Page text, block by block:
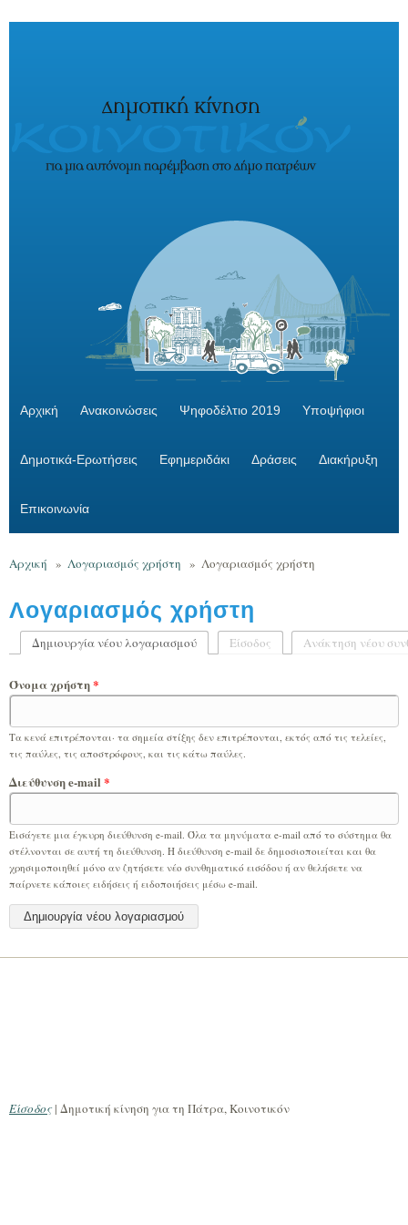
Αρχική Ανακοινώσεις Ψηφοδέλτιο 2019 Υποψήφιοι
Δημοτικά-Ερωτήσεις Εφημεριδάκι Δράσεις Διακήρυξη
Επικοινωνία
Αρχική » Λογαριασμός χρήστη » Λογαριασμός χρήστη
Λογαριασμός χρήστη
Δημιουργία νέου λογαριασμού (ενεργή καρτέλα)
Είσοδος Ανάκτηση νέου
Όνομα χρήστη*
Τα κενά επιτρέπονται· τα σημεία στίξης δεν επιτρέπονται, εκτός από τις τελείες,
τις παύλες, τις αποστρόφους, και τις κάτω παύλες.
Διεύθυνση e-mail *
Εισάγετε μια έγκυρη διεύθυνση e-mail. Όλα τα μηνύματα e-mail από το σύστημα θα
στέλνονται σε αυτή τη διεύθυνση. Η διεύθυνση e-mail δε δημοσιοποιείται και θα
χρησιμοποιηθεί μόνο αν ζητήσετε νέο συνθηματικό εισόδου ή αν θελήσετε να
παίρνετε κάποιες ειδήσεις ή ειδοποιήσεις μέσω e-mail.
Είσοδος| Δημοτική κίνηση για τη Πάτρα, Κοινοτικόν